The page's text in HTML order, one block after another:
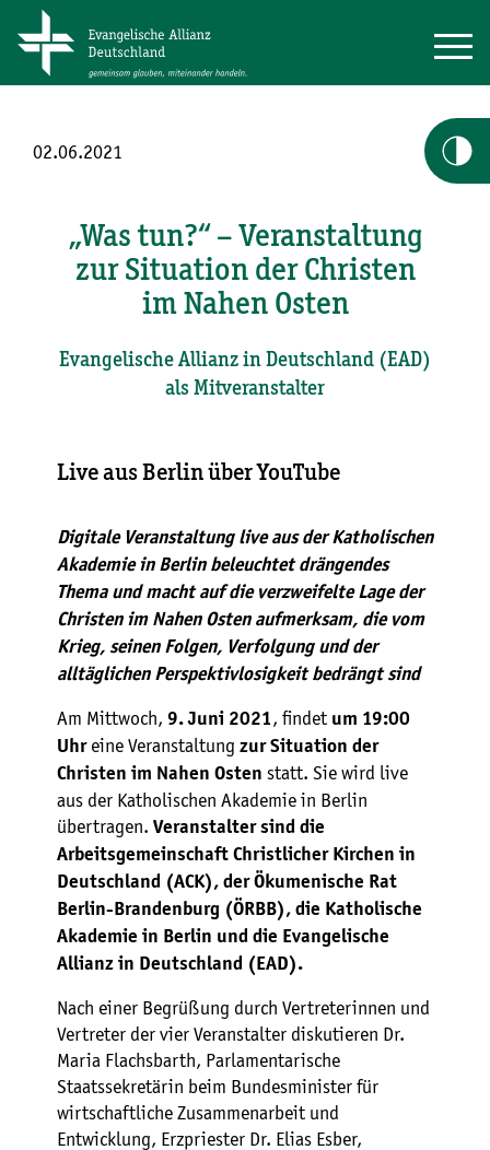
02.06.2021
„Was tun?“ – Veranstaltung
zur Situation der Christen
im Nahen Osten
Evangelische Allianz in Deutschland (EAD)
als Mitveranstalter
Live aus Berlin über YouTube
Digitale Veranstaltung live aus der Katholischen
Akademie in Berlin beleuchtet drängendes
Thema und macht auf die verzweifelte Lage der
Christen im Nahen Osten aufmerksam, die vom
Krieg, seinen Folgen, Verfolgung und der
alltäglichen Perspektivlosigkeit bedrängt sind
Am Mittwoch, 9. Juni 2021, findet um 19:00
Uhreine Veranstaltung zur Situation der
Christen im Nahen Osten statt. Sie wird live
aus der Katholischen Akademie in Berlin
übertragen. Veranstalter sind die
Arbeitsgemeinschaft Christlicher Kirchen in
Deutschland (ACK), der Ökumenische Rat
Berlin-Brandenburg (ÖRBB), die Katholische
Akademie in Berlin und die Evangelische
Allianz in Deutschland (EAD).
Nach einer Begrüßung durch Vertreterinnen und
Vertreter der vier Veranstalter diskutieren Dr.
Maria Flachsbarth, Parlamentarische
Staatssekretärin beim Bundesminister für
wirtschaftliche Zusammenarbeit und
Entwicklung, Erzpriester Dr. Elias Esber,